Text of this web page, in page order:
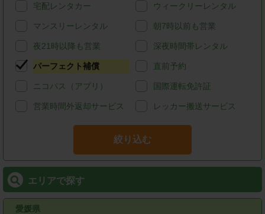
宅配レンタカー ウィークリーレンタル
マンスリーレンタル 朝7時以前も営業
夜21時以降も営業 深夜時間帯レンタル
パーフェクト補償 直前予約
ニコパス（アプリ） 国際運転免許証
営業時間外返却サービス レッカー搬送サービス
絞り込む
エリアで探す
愛媛県